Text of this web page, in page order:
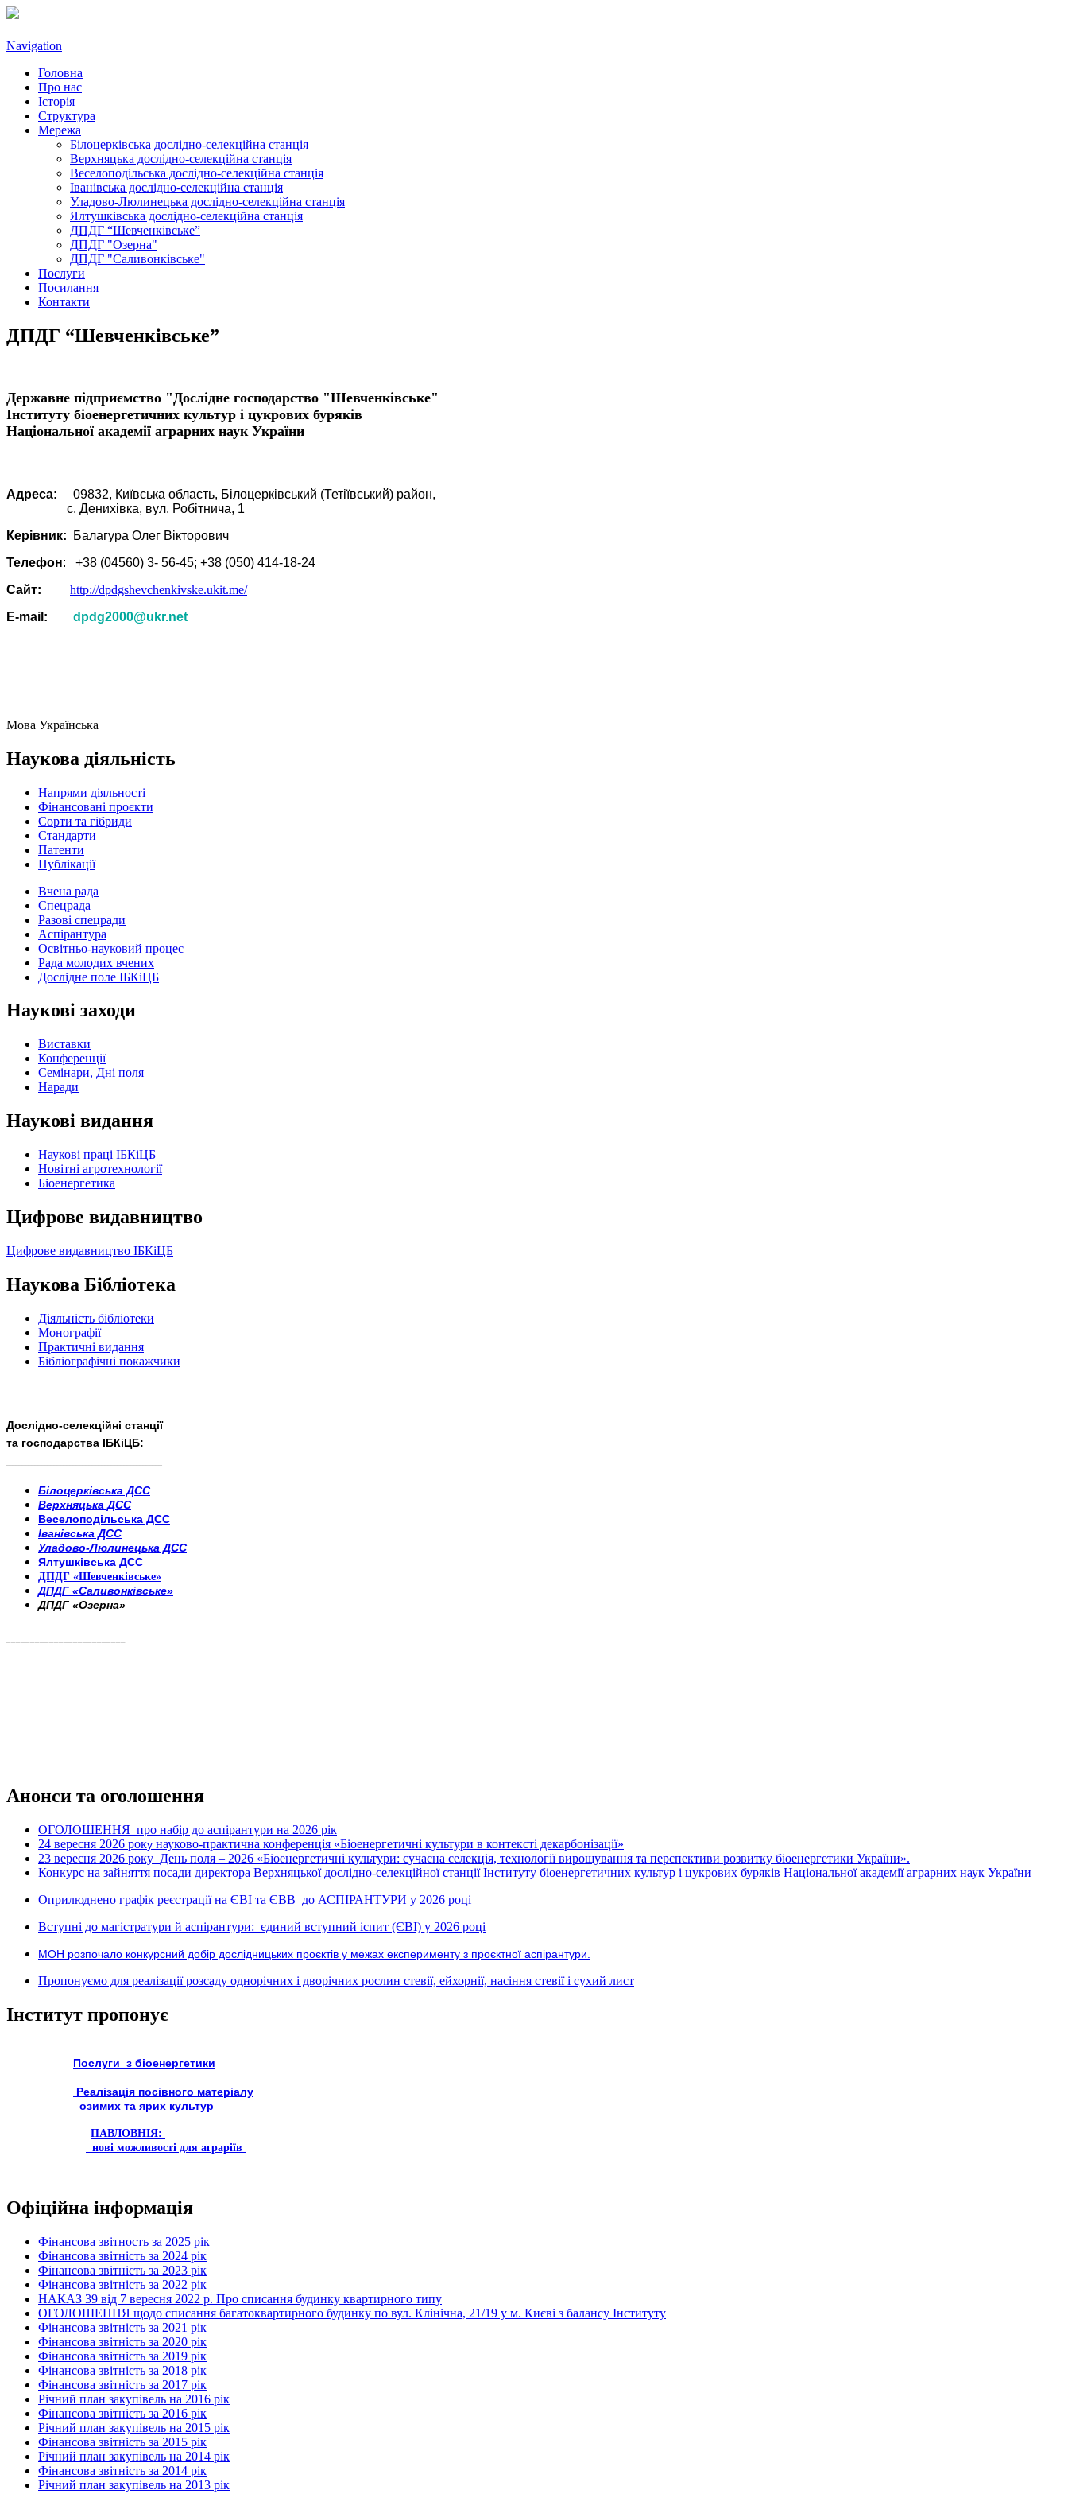
Navigation
Головна
Про нас
Історія
Структура
Мережа
Білоцерківська дослідно-селекційна станція
Верхняцька дослідно-селекційна станція
Веселоподільська дослідно-селекційна станція
Іванівська дослідно-селекційна станція
Уладово-Люлинецькa дослідно-селекційна станція
Ялтушківськa дослідно-селекційна станція
ДПДГ “Шевченківське”
ДПДГ "Озерна"
ДПДГ "Саливонківське"
Послуги
Посилання
Контакти
ДПДГ “Шевченківське”
Державне підприємство "Дослідне господарство "Шевченківське"
Інституту біоенергетичних культур і цукрових буряків
Національної академії аграрних наук України
Адреса: 09832, Київська область, Білоцерківський (Тетіївський) район,
c. Денихівка, вул. Робітнича, 1
Керівник: Балагура Олег Вікторович
Телефон: +38 (04560) 3- 56-45; +38 (050) 414-18-24
Сайт: http://dpdgshevchenkivske.ukit.me/
Е-mail:
dpdg2000@ukr.net
Мова Українська
Наукова діяльність
Напрями діяльності
Фінансовані проєкти
Сорти та гібриди
Стандарти
Патенти
Публікації
Вчена рада
Спецрада
Разові спецради
Аспірантура
Освітньо-науковий процес
Рада молодих вчених
Дослідне поле ІБКіЦБ
Наукові заходи
Виставки
Конференції
Семінари, Дні поля
Наради
Наукові видання
Наукові праці ІБКіЦБ
Новітні агротехнології
Бiоенергетика
Цифрове видавництво
Цифрове видавництво ІБКіЦБ
Наукова Бібліотека
Діяльність бібліотеки
Монографії
Практичні видання
Бібліографічні покажчики
Дослідно-селекційні станції
та господарства ІБКіЦБ:
Білоцерківська ДСС
Верхняцька ДСС
Веселоподільська ДСС
Іванівська ДСС
Уладово-Люлинецька ДСС
Ялтушківська ДСС
ДПДГ «Шевченківське»
ДПДГ «Саливонківське»
ДПДГ «Озерна»
Анонси та оголошення
ОГОЛОШЕННЯ про набір до аспірантури на 2026 рік
24 вересня 2026 року науково-практична конференція «Біоенергетичні культури в контексті декарбонізації»
23 вересня 2026 року День поля – 2026 «Біоенергетичні культури: сучасна селекція, технології вирощування та перспективи розвитку біоенергетики України».
Конкурс на зайняття посади директора Верхняцької дослідно-селекційної станції Інституту біоенергетичних культур і цукрових буряків Національної академії аграрних наук України
Оприлюднено графік реєстрації на ЄВІ та ЄВВ до АСПІРАНТУРИ у 2026 році
Вступні до магістратури й аспірантури: єдиний вступний іспит (ЄВІ) у 2026 році
МОН розпочало конкурсний добір дослідницьких проєктів у межах експерименту з проєктної аспірантури.
Пропонуємо для реалізації розсаду однорічних і дворічних рослин стевії, ейхорнії, насіння стевії і сухий лист
Інститут пропонує
Послуги з біоенергетики
Реалізація посівного матеріалу
озимих та ярих культур
ПАВЛОВНІЯ:
нові можливості для аграріїв
Офіційна інформація
Фінансова звітность за 2025 рік
Фінансова звітність за 2024 рік
Фінансова звітність за 2023 рік
Фінансова звітність за 2022 рік
НАКАЗ 39 від 7 вересня 2022 р. Про списання будинку квартирного типу
ОГОЛОШЕННЯ щодо списання багатоквартирного будинку по вул. Клінічна, 21/19 у м. Києві з балансу Інституту
Фінансова звітність за 2021 рік
Фінансова звітність за 2020 рік
Фінансова звітність за 2019 рік
Фінансова звітність за 2018 рік
Фінансова звітність за 2017 рік
Річний план закупівель на 2016 рік
Фінансова звітність за 2016 рік
Річний план закупівель на 2015 рік
Фінансова звітність за 2015 рік
Річний план закупівель на 2014 рік
Фінансова звітність за 2014 рік
Річний план закупівель на 2013 рік